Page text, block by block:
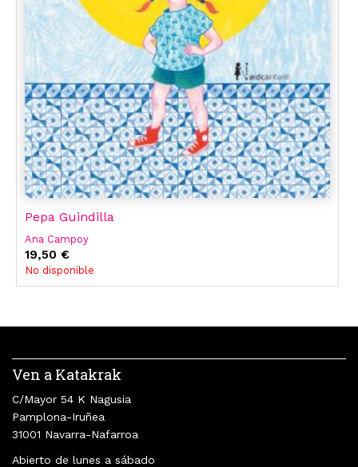
Pepa Guindilla
Ana Campoy
19,50 €
No disponible
Ven a Katakrak
C/Mayor 54 K Nagusia
Pamplona-Iruñea
31001 Navarra-Nafarroa
Abierto de lunes a sábado